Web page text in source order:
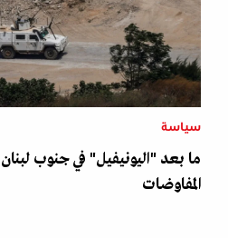
سياسة
ما بعد "اليونيفيل" في جنوب
المفاوضات